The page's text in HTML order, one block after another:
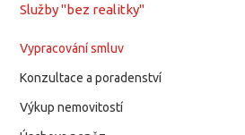
Služby "bez realitky"
Vypracování smluv
Konzultace a poradenství
Výkup nemovitostí